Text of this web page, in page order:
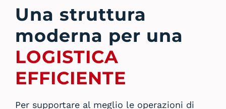
Una struttura
moderna per una
LOGISTICA
EFFICIENTE
Per supportare al meglio le operazioni di